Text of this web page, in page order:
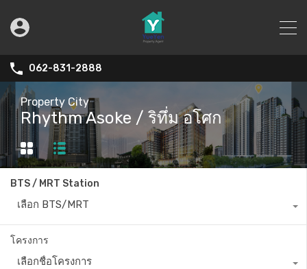
062-831-2888
Property City
Rhythm Asoke / ริทึ่ม อโศก
BTS / MRT Station
เลือก BTS/MRT
โครงการ
เลือกชื่อโครงการ